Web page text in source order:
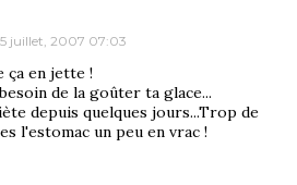
juillet, 2007 07:03
ça en jette !
de la goûter ta glace...
depuis quelques jours...Trop de
l'estomac un peu en vrac !